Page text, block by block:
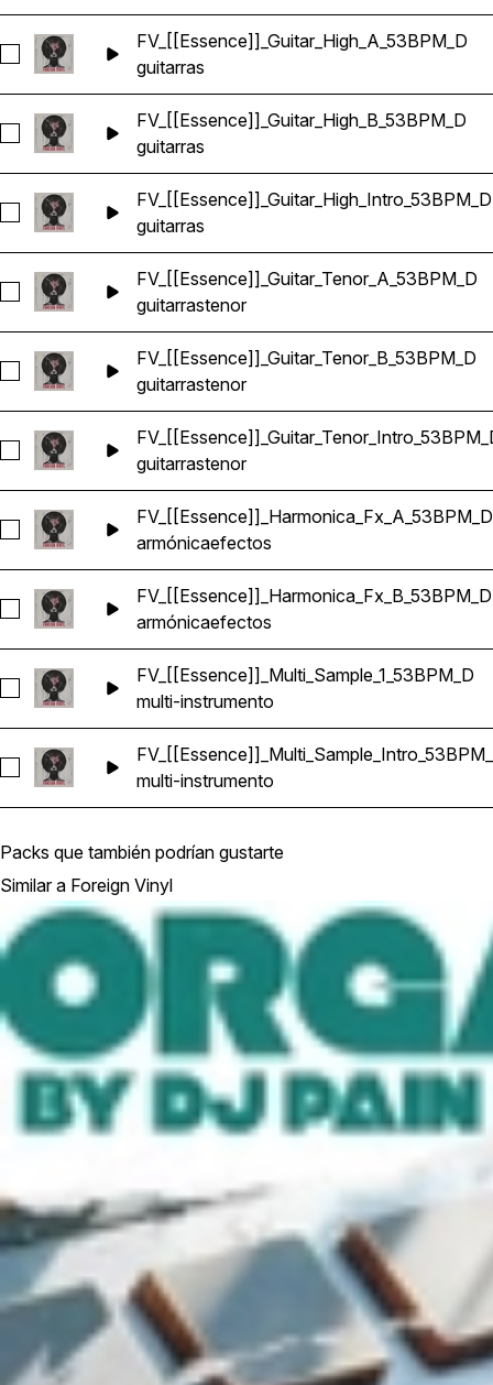
Seleccionar FV_[[Essence]]_Guitar_High_A_53BPM_D
FV_[[Essence]]_Guitar_High_A_53BPM_D
guitarras
Seleccionar FV_[[Essence]]_Guitar_High_B_53BPM_D
FV_[[Essence]]_Guitar_High_B_53BPM_D
guitarras
Seleccionar FV_[[Essence]]_Guitar_High_Intro_53BPM_D
FV_[[Essence]]_Guitar_High_Intro_53BPM_D
guitarras
Seleccionar FV_[[Essence]]_Guitar_Tenor_A_53BPM_D
FV_[[Essence]]_Guitar_Tenor_A_53BPM_D
guitarrastenor
Seleccionar FV_[[Essence]]_Guitar_Tenor_B_53BPM_D
FV_[[Essence]]_Guitar_Tenor_B_53BPM_D
guitarrastenor
Seleccionar FV_[[Essence]]_Guitar_Tenor_Intro_53BPM_D
guitarrastenor
Seleccionar FV_[[Essence]]_Harmonica_Fx_A_53BPM_D
FV_[[Essence]]_Harmonica_Fx_A_53BPM_D
armónicaefectos
Seleccionar FV_[[Essence]]_Harmonica_Fx_B_53BPM_D
FV_[[Essence]]_Harmonica_Fx_B_53BPM_D
armónicaefectos
Seleccionar FV_[[Essence]]_Multi_Sample_1_53BPM_D
FV_[[Essence]]_Multi_Sample_1_53BPM_D
multi-instrumento
Seleccionar FV_[[Essence]]_Multi_Sample_Intro_53BPM_D
multi-instrumento
Packs que también podrían gustarte
Similar a Foreign Vinyl